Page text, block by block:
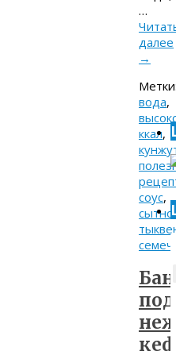
…
далее
→
Метки:
вода,
ккал,
соус,
сытно,
под